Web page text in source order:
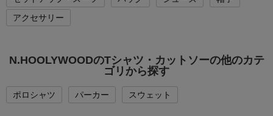
アクセサリー
N.HOOLYWOODのTシャツ・カットソーの他のカテ
ゴリから探す
ポロシャツ パーカー スウェット